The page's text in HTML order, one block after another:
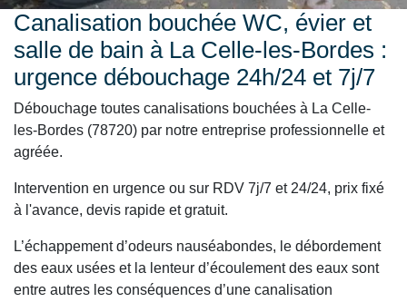
Canalisation bouchée WC, évier et
salle de bain à La Celle-les-Bordes :
urgence débouchage 24h/24 et 7j/7
Débouchage toutes canalisations bouchées à La Celle-
les-Bordes (78720) par notre entreprise professionnelle et
agréée.
Intervention en urgence ou sur RDV 7j/7 et 24/24, prix fixé
à l'avance, devis rapide et gratuit.
L’échappement d’odeurs nauséabondes, le débordement
des eaux usées et la lenteur d’écoulement des eaux sont
entre autres les conséquences d’une canalisation